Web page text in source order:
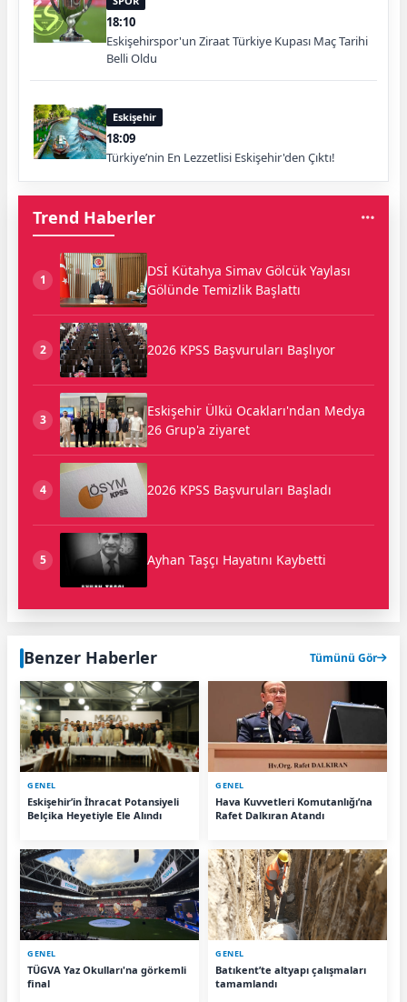
18:10
Eskişehirspor'un Ziraat Türkiye Kupası Maç Tarihi
Belli Oldu
Eskişehir
18:09
Türkiye’nin En Lezzetlisi Eskişehir'den Çıktı!
Trend Haberler
1
DSİ Kütahya Simav Gölcük Yaylası
Gölünde Temizlik Başlattı
2 2026 KPSS Başvuruları Başlıyor
3
Eskişehir Ülkü Ocakları'ndan Medya
26 Grup'a ziyaret
4 2026 KPSS Başvuruları Başladı
5 Ayhan Taşçı Hayatını Kaybetti
Benzer Haberler Tümünü Gör
GENEL
Eskişehir’in İhracat Potansiyeli
Belçika Heyetiyle Ele Alındı
GENEL
Hava Kuvvetleri Komutanlığı’na
Rafet Dalkıran Atandı
GENEL
TÜGVA Yaz Okulları'na görkemli
final
GENEL
Batıkent’te altyapı çalışmaları
tamamlandı